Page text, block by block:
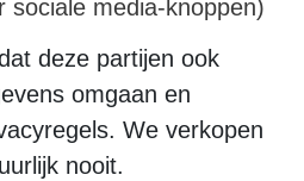
sociale media-knoppen)
deze partijen ook
omgaan en
We verkopen
nooit.